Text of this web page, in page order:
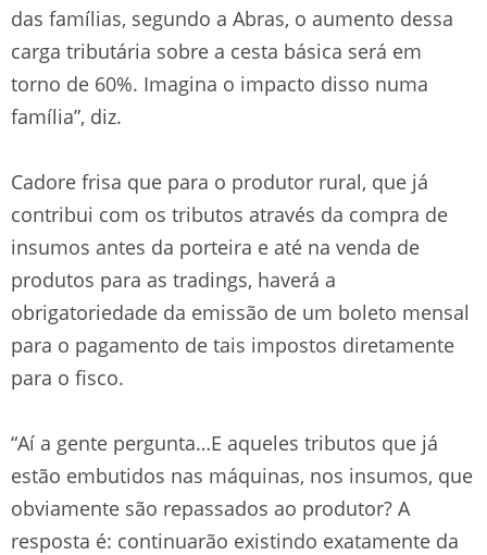
das famílias, segundo a Abras, o aumento dessa
carga tributária sobre a cesta básica será em
torno de 60%. Imagina o impacto disso numa
família”, diz.
Cadore frisa que para o produtor rural, que já
contribui com os tributos através da compra de
insumos antes da porteira e até na venda de
produtos para as tradings, haverá a
obrigatoriedade da emissão de um boleto mensal
para o pagamento de tais impostos diretamente
para o fisco.
“Aí a gente pergunta…E aqueles tributos que já
estão embutidos nas máquinas, nos insumos, que
obviamente são repassados ao produtor? A
resposta é: continuarão existindo exatamente da